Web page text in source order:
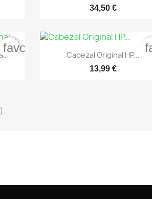
34,50 €
favorite_border Vista rápida
Cabezal Original HP...
13,99 €